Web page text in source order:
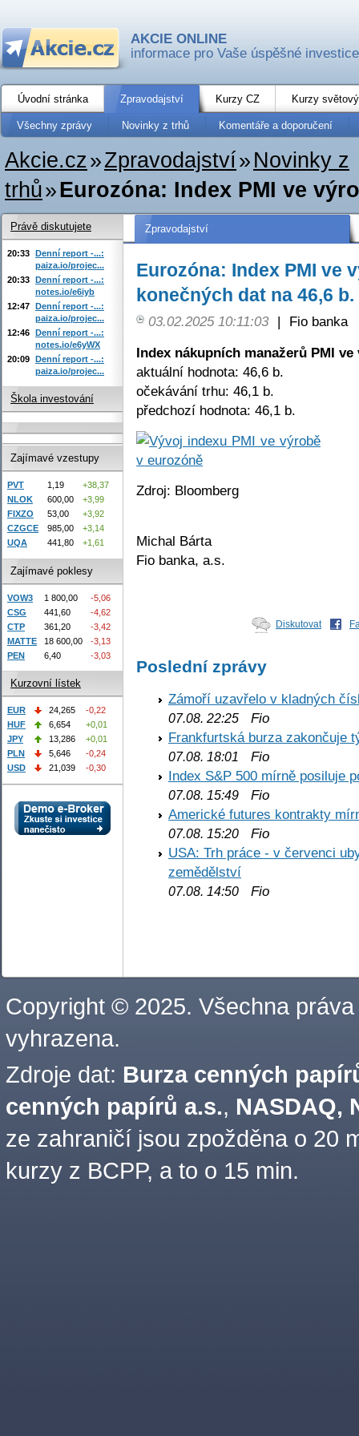
AKCIE ONLINE
informace pro Vaše úspěšné investice
Úvodní stránka Zpravodajství Kurzy CZ Kurzy
Všechny zprávy Novinky z trhů Komentáře a doporučení
Akcie.cz»Zpravodajství» Novinky z
trhů»Eurozóna: Index PMI ve
Zpravodajství
Eurozóna: Index PMI ve
konečných dat na 46,6
03.02.2025 10:11:03 |
Fio banka
Index nákupních manažerů PMI ve
aktuální hodnota: 46,6 b.
očekávání trhu: 46,1 b.
předchozí hodnota: 46,1 b.
Zdroj: Bloomberg
Michal Bárta
Fio banka, a.s.
Diskutovat
Poslední zprávy
Zámoří uzavřelo v kladných
07.08. 22:25 Fio
Frankfurtská burza zakončuje
07.08. 18:01
Fio
Index S&P 500 mírně posiluje
07.08. 15:49 Fio
Americké futures kontrakty
07.08. 15:20 Fio
USA: Trh práce - v červenci
zemědělství
07.08. 14:50 Fio
Právě diskutujete
20:33 Denní report -...:
paiza.io/projec...
20:33 Denní report -...:
notes.io/e6iyb
12:47 Denní report -...:
paiza.io/projec...
12:46 Denní report -...:
notes.io/e6yWX
20:09 Denní report -...:
paiza.io/projec...
Škola investování
Zajímavé vzestupy
PVT 1,19
+38,37
NLOK
600,00
+3,99
FIXZO
53,00
+3,92
CZGCE
985,00
+3,14
UQA
441,80 +1,61
Zajímavé poklesy
VOW3 1 800,00
-5,06
CSG
441,60
-4,62
CTP
361,20
-3,42
MATTE
18 600,00
-3,13
PEN
6,40 -3,03
Kurzovní lístek
EUR 24,265
-0,22
HUF
6,654
+0,01
JPY
13,286
+0,01
PLN
5,646
-0,24
USD
21,039 -0,30
Copyright © 2025. Všechna práva
vyhrazena.
Zdroje dat: Burza cenných
cenných papírů a.s., NASDAQ,
ze zahraničí jsou zpožděna o 20
kurzy z BCPP, a to o 15 min.